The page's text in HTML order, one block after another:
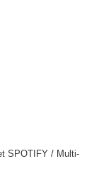
SPOTIFY / Multi-